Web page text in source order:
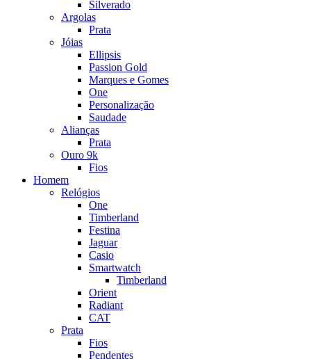
Silverado
Argolas
Prata
Jóias
Ellipsis
Passion Gold
Marques e Gomes
One
Personalização
Saudade
Alianças
Prata
Ouro 9k
Fios
Homem
Relógios
One
Timberland
Festina
Jaguar
Casio
Smartwatch
Timberland
Orient
Radiant
CAT
Prata
Fios
Pendentes